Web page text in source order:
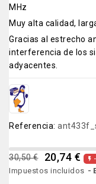
MHz
Muy alta calidad,
Gracias al estrecho
interferencia de los
adyacentes.
Referencia:
30,50 € 20,74 € 
Impuestos incluidos